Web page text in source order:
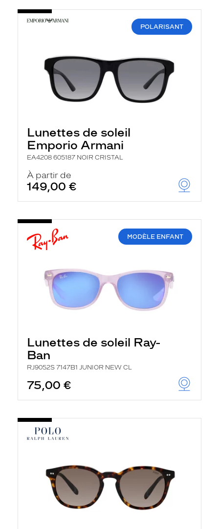
POLARISANT
Lunettes de soleil
Emporio Armani
EA4208 605187 NOIR CRISTAL
À partir de
149,00 €
MODÈLE ENFANT
Lunettes de soleil Ray-
Ban
RJ9052S 7147B1 JUNIOR NEW CL
75,00 €